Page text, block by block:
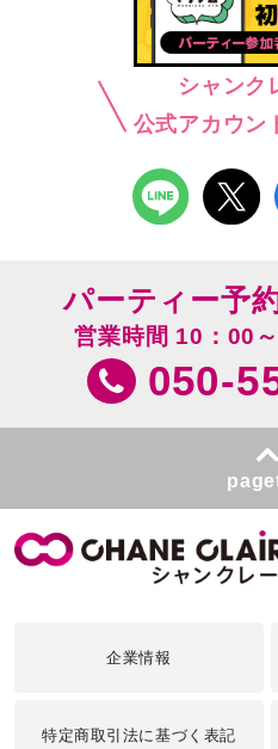
シャンク
公式アカウン
パーティー予
営業時間 10：00
050-
企業情報
特定商取引法に基づく表記